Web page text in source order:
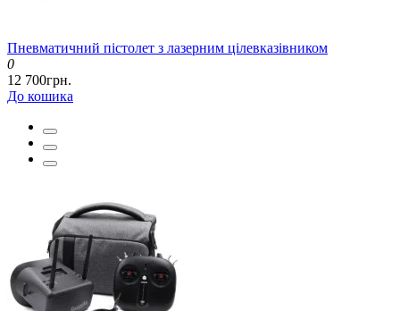
Пневматичний пістолет з лазерним цілевказівником
0
12 700грн.
До кошика